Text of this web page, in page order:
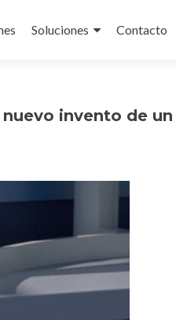
Soluciones Contacto
invento de un